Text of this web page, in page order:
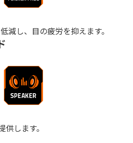
減し、目の疲労を抑えます。
します。